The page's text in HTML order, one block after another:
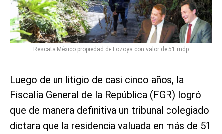
Rescata México propiedad de Lozoya con valor de 51 mdp
Luego de un litigio de casi cinco años, la
Fiscalía General de la República (FGR) logró
que de manera definitiva un tribunal colegiado
dictara que la residencia valuada en más de 51